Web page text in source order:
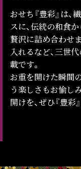
おせち『豊彩』は
スに、伝統の和食
贅沢に詰め合わせ
入れるなど、三世
載です。
お重を開けた瞬間
う楽しさもお愉し
開けを、ぜひ『豊彩